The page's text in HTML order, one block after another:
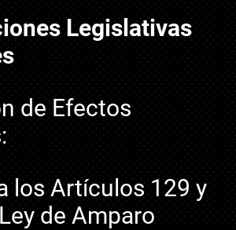
Legislativas
de Efectos
los Artículos 129 y
de Amparo